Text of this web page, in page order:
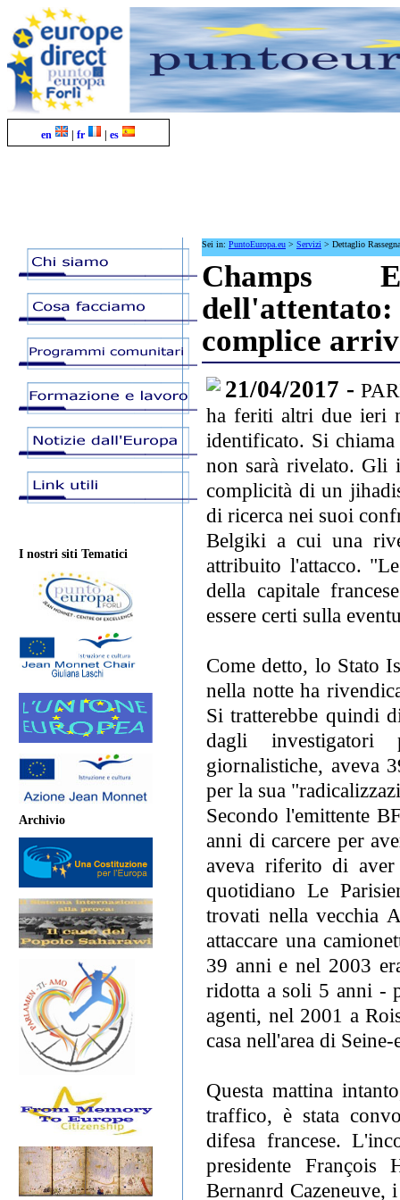
en | fr | es
I nostri siti Tematici
Archivio
Sei in: PuntoEuropa.eu > Servizi > Dettaglio
Champs
complice
21/04/2017 -
ha feriti altri due ieri
identificato. Si
non sarà rivelato. Gli
complicità di un
di ricerca nei suoi
Belgiki a cui una
attribuito l'attacco.
della capitale
essere certi sulla
Come detto, lo Stato
nella notte ha
Si tratterebbe quindi
dagli investigatori
giornalistiche, aveva
per la sua
Secondo l'emittente
anni di carcere per
aveva riferito di aver
quotidiano Le
trovati nella vecchia
attaccare una
39 anni e nel 2003
ridotta a soli 5 anni -
agenti, nel 2001 a
casa nell'area di
Questa mattina
traffico, è stata
difesa francese.
presidente
Bernanrd